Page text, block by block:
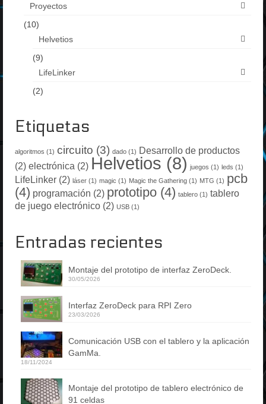
Proyectos
(10)
Helvetios
(9)
LifeLinker
(2)
Etiquetas
algoritmos (1) circuito (3) dado (1) Desarrollo de productos
(2) electrónica (2) Helvetios (8) juegos (1) leds (1)
LifeLinker (2) láser (1) magic (1) Magic the Gathering (1) MTG (1) pcb
(4) programación (2) prototipo (4) tablero (1) tablero
de juego electrónico (2) USB (1)
Entradas recientes
Montaje del prototipo de interfaz ZeroDeck.
30/05/2026
Interfaz ZeroDeck para RPI Zero
23/03/2026
Comunicación USB con el tablero y la aplicación
GamMa.
18/11/2024
Montaje del prototipo de tablero electrónico de
91 celdas